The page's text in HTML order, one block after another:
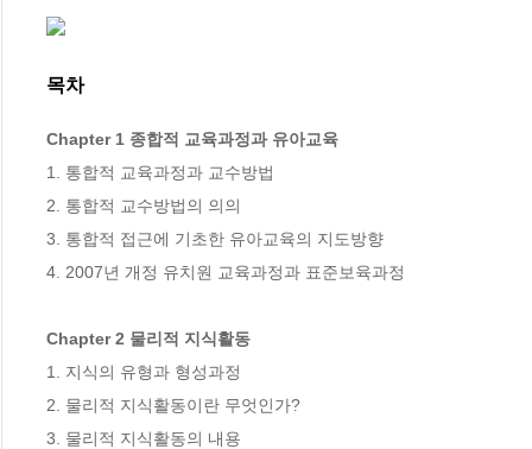
목차
Chapter 1 종합적 교육과정과 유아교육
1. 통합적 교육과정과 교수방법
2. 통합적 교수방법의 의의
3. 통합적 접근에 기초한 유아교육의 지도방향
4. 2007년 개정 유치원 교육과정과 표준보육과정
Chapter 2 물리적 지식활동
1. 지식의 유형과 형성과정
2. 물리적 지식활동이란 무엇인가?
3. 물리적 지식활동의 내용